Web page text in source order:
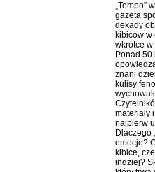
„Tempo”
gazeta
dekady
kibiców w
wkrótce
Ponad 50
znani
kulisy
materiały
najpierw
Dlaczego
emocje?
kibice,
indziej?